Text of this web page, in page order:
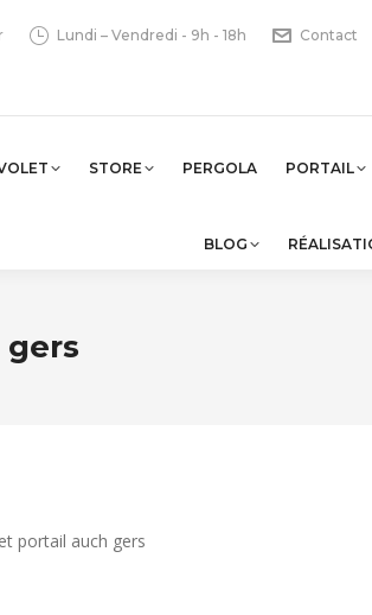
Lundi – Vendredi - 9h - 18h Contact
STORE PERGOLA PORTAIL
BLOG
portail auch gers